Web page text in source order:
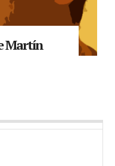
Martín